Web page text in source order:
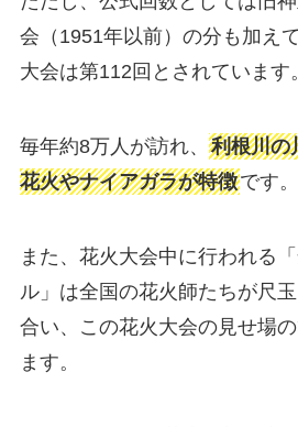
会（1951年以前）の分も加え
大会は第112回とされています。
毎年約8万人が訪れ、 利根川の
花火やナイアガラが特徴です。
また、花火大会中に行われる
ル」は全国の花火師たちが尺
合い、この花火大会の見せ場
ます。